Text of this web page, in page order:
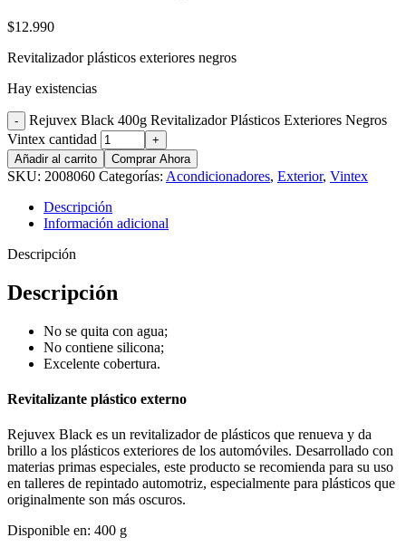
$12.990
Revitalizador plásticos exteriores negros
Hay existencias
Rejuvex Black 400g Revitalizador Plásticos Exteriores Negros
Vintex cantidad
Añadir al carrito Comprar Ahora
SKU: 2008060 Categorías: Acondicionadores, Exterior, Vintex
Descripción
Información adicional
Descripción
Descripción
No se quita con agua;
No contiene silicona;
Excelente cobertura.
Revitalizante plástico externo
Rejuvex Black es un revitalizador de plásticos que renueva y da
brillo a los plásticos exteriores de los automóviles. Desarrollado con
materias primas especiales, este producto se recomienda para su uso
en talleres de repintado automotriz, especialmente para plásticos que
originalmente son más oscuros.
Disponible en: 400 g